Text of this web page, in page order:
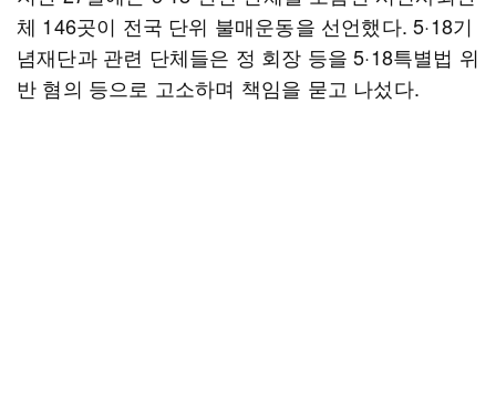
체 146곳이 전국 단위 불매운동을 선언했다. 5·18기
념재단과 관련 단체들은 정 회장 등을 5·18특별법 위
반 혐의 등으로 고소하며 책임을 묻고 나섰다.